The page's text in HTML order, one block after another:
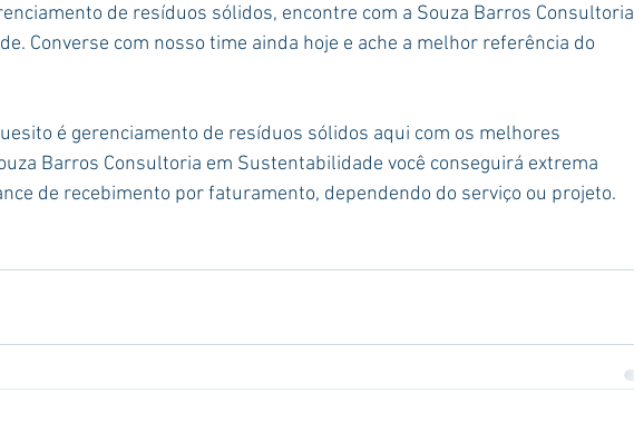
de resíduos sólidos, encontre com a Souza Barros Consultoria
Converse com nosso time ainda hoje e ache a melhor referência do
é gerenciamento de resíduos sólidos aqui com os melhores
Barros Consultoria em Sustentabilidade você conseguirá extrema
de recebimento por faturamento, dependendo do serviço ou projeto.